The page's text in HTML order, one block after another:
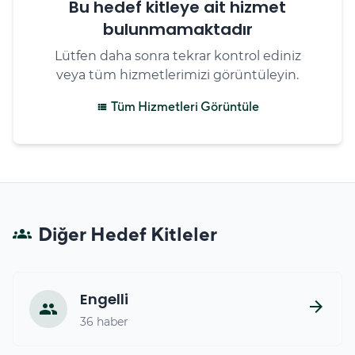
Bu hedef kitleye ait hizmet
bulunmamaktadır
Lütfen daha sonra tekrar kontrol ediniz
veya tüm hizmetlerimizi görüntüleyin.
view_list Tüm Hizmetleri Görüntüle
groups Diğer Hedef Kitleler
people Engelli
36 haber
arrow_forward